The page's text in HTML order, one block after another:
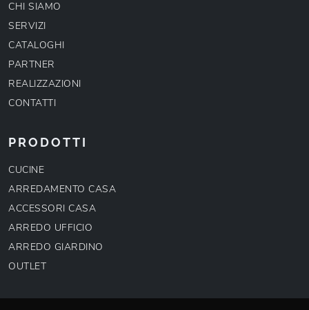
CHI SIAMO
SERVIZI
CATALOGHI
PARTNER
REALIZZAZIONI
CONTATTI
PRODOTTI
CUCINE
ARREDAMENTO CASA
ACCESSORI CASA
ARREDO UFFICIO
ARREDO GIARDINO
OUTLET